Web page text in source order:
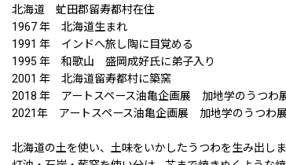
北海道 虻田郡留寿都村在住
1967 年 北海道生まれ
1991 年 インドへ旅し陶に目覚める
1995 年 和歌山 盛岡成好氏に弟子入り
2001 年 北海道留寿都村に築窯
2018 年 アートスペース油亀企画展 加地学のうつわ
2021年 アートスペース油亀企画展 加地学のうつわ
北海道の土を使い、土味をいかしたうつわを生み出しま